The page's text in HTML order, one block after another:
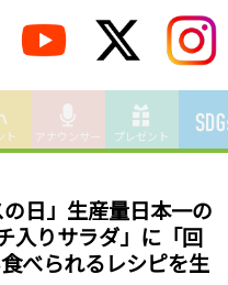
ト アナウンサー プレゼント
日」生産量日本一の
入りサラダ」に「回
べられるレシピを生